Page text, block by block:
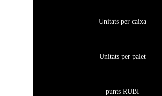
Unitats per caixa
Unitats per palet
punts RUBI